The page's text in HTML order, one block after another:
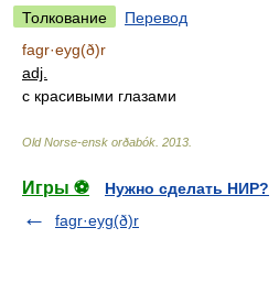
Толкование
Перевод
fagr·eyg(ð)r
adj.
с красивыми глазами
Old Norse-ensk orðabók 2013
Игры ⚽
Нужно сделать НИР?
fagr·eyg(ð)r